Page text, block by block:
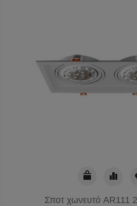
Σποτ χωνευτό AR111